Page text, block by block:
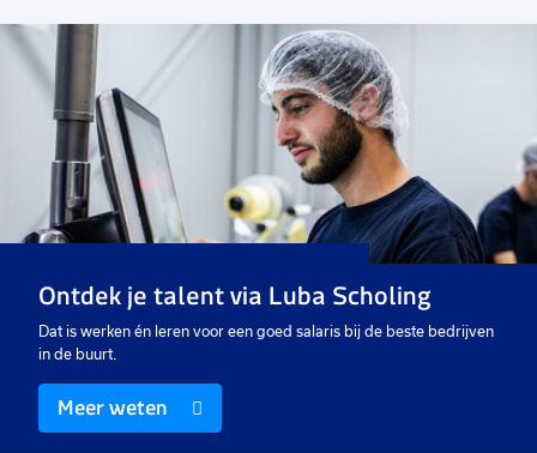
Ontdek je talent via Luba Scholing
Dat is werken én leren voor een goed salaris bij de beste bedrijven
in de buurt.
Meer weten